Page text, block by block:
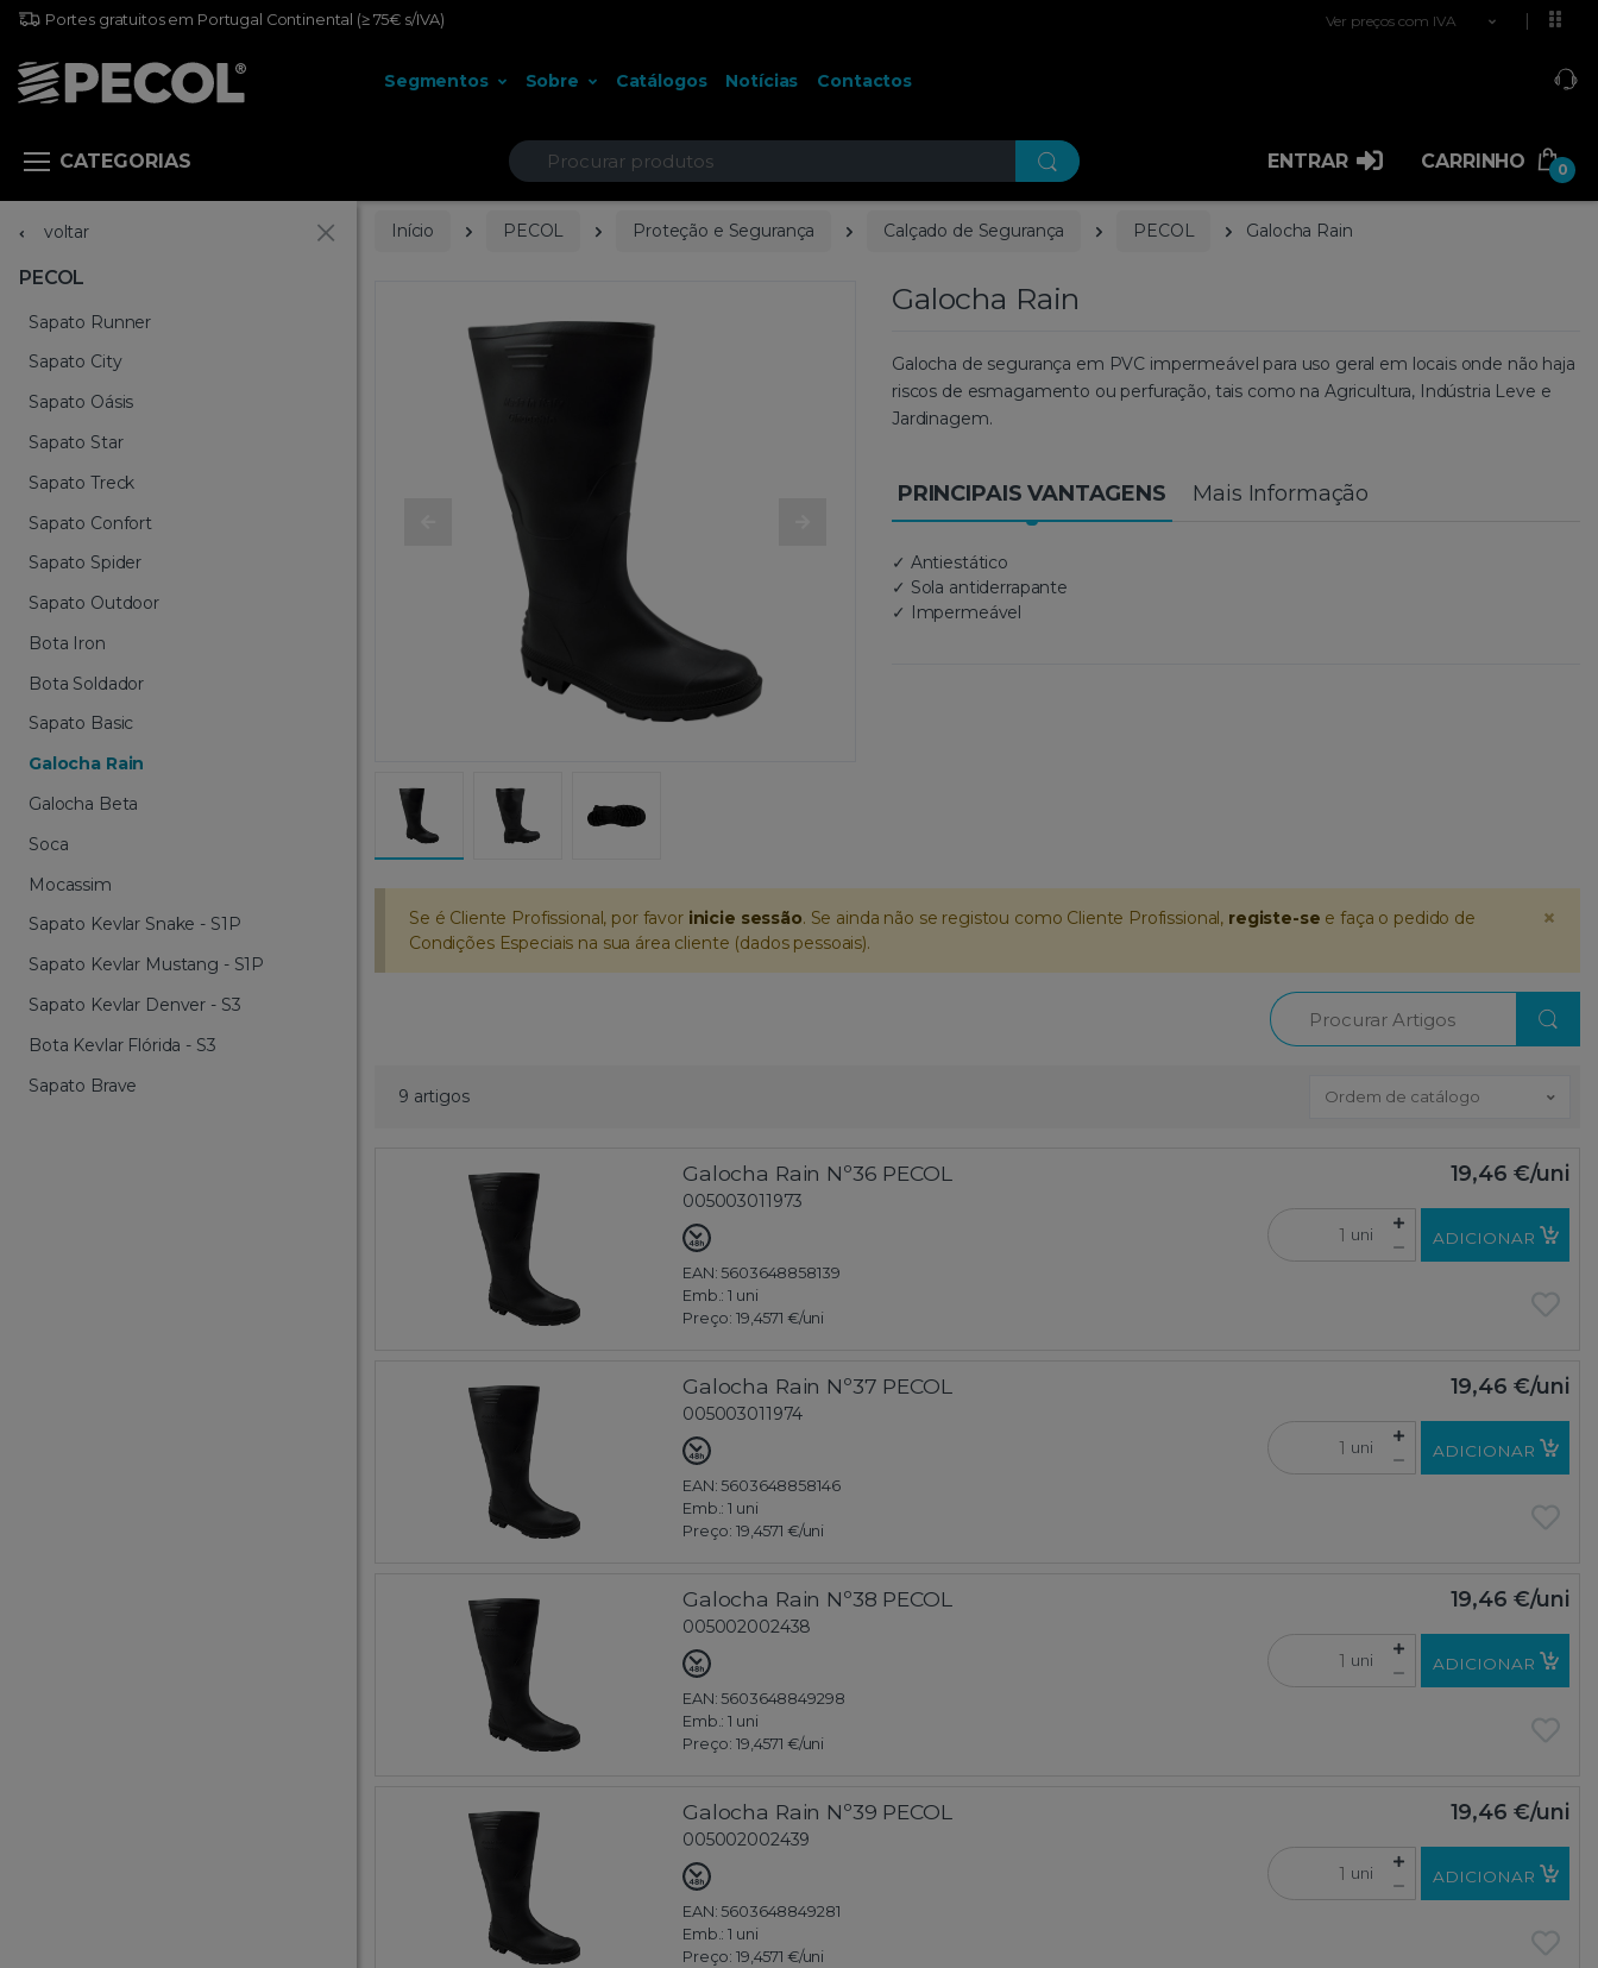
Portes gratuitos em Portugal Continental (≥ 75€ s/IVA) Ver preços com IVA
Segmentos Sobre Catálogos Notícias Contactos
CATEGORIAS Procurar ENTRAR CARRINHO 0
voltar
PECOL
Sapato Runner
Sapato City
Sapato Oásis
Sapato Star
Sapato Treck
Sapato Confort
Sapato Spider
Sapato Outdoor
Bota Iron
Bota Soldador
Sapato Basic
Galocha Rain
Galocha Beta
Soca
Mocassim
Sapato Kevlar Snake - S1P
Sapato Kevlar Mustang - S1P
Sapato Kevlar Denver - S3
Bota Kevlar Flórida - S3
Sapato Brave
Início PECOL Proteção e Segurança Calçado de Segurança PECOL Galocha Rain
Galocha Rain
Galocha de segurança em PVC impermeável para uso geral em locais onde não haja
riscos de esmagamento ou perfuração, tais como na Agricultura, Indústria Leve e
Jardinagem.
PRINCIPAIS VANTAGENS Mais Informação
✓ Antiestático
✓ Sola antiderrapante
✓ Impermeável
×
Se é Cliente Profissional, por favor inicie sessão. Se ainda não se registou como Cliente Profissional, registe-se e faça o pedido de
Condições Especiais na sua área cliente (dados pessoais).
Procurar
9 artigos Ordem de catálogo
Galocha Rain Nº36 PECOL
005003011973
EAN: 5603648858139
Emb.:1 uni
Preço: 19,4571 €/uni
19,46 €/uni
uni ADICIONAR
Galocha Rain Nº37 PECOL
005003011974
EAN: 5603648858146
Emb.:1 uni
Preço: 19,4571 €/uni
19,46 €/uni
uni ADICIONAR
Galocha Rain Nº38 PECOL
005002002438
EAN: 5603648849298
Emb.:1 uni
Preço: 19,4571 €/uni
19,46 €/uni
uni ADICIONAR
Galocha Rain Nº39 PECOL
005002002439
EAN: 5603648849281
Emb.:1 uni
Preço: 19,4571 €/uni
19,46 €/uni
uni ADICIONAR